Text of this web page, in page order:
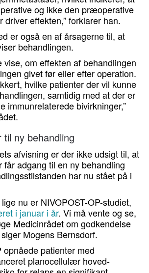
og ikke den præoperative
driver effekten,” forklarer han.
er også en af årsagerne til, at
behandlingen.
vise, om effekten af behandlingen
givet før eller efter operation.
hvilke patienter der vil kunne
samtidig med at der er
immunrelaterede bivirkninger,”
til ny behandling
afvisning er der ikke udsigt til, at
får adgang til en ny behandling
har nu stået på i
nu er NIVOPOST-OP-studiet,
i januar i år. Vi må vente og se,
Medicinrådet om godkendelse
Mogens Bernsdorf.
opnåede patienter med
planocellulær hoved-